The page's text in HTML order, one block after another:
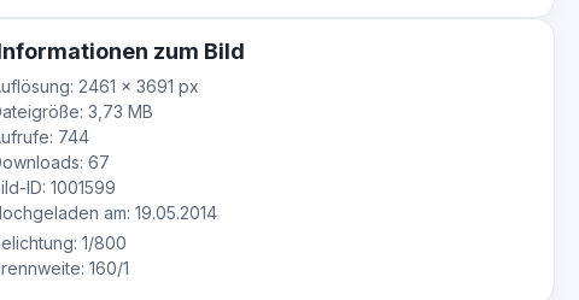
zum Bild
2461 × 3691 px
3,73 MB
744
67
ID: 1001599
am: 19.05.2014
1/800
160/1